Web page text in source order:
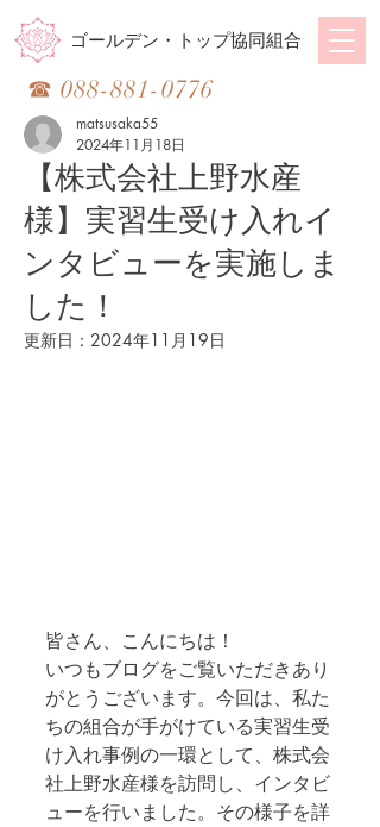
ゴールデン・トップ協同組合
​☎088-881-0776
【株式会社上野水産
様】実習生受け入れイ
ンタビューを実施しま
した！
matsusaka55
2024年11月18日
更新日： 2024年11月19日
皆さん、こんにちは！
いつもブログをご覧いただきあり
がとうございます。今回は、私た
ちの組合が手がけている実習生受
け入れ事例の一環として、株式会
社上野水産様を訪問し、インタビ
ューを行いました。その様子を詳